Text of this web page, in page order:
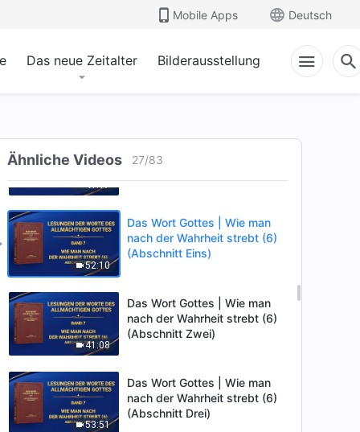
Mobile Apps Deutsch
Das neue Zeitalter Bilderausstellung
Ähnliche Videos 27/83
(Abschnitt Drei)
Das Wort Gottes | Wie man
41:17
Das Wort Gottes | Wie man
nach der Wahrheit strebt (5)
52:10
Das Wort Gottes | Wie man
nach der Wahrheit strebt (6)
(Abschnitt Eins)
41:08
Das Wort Gottes | Wie man
nach der Wahrheit strebt (6)
(Abschnitt Zwei)
53:51
Das Wort Gottes | Wie man
nach der Wahrheit strebt (6)
(Abschnitt Drei)